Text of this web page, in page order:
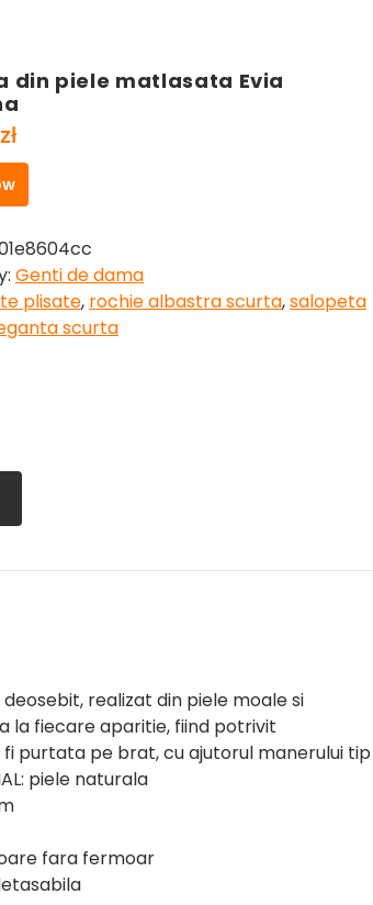
din piele matlasata Evia
zł
Genti de dama
plisate, rochie albastra scurta,salopeta
scurta
realizat din piele moale si
la fiecare aparitie, fiind potrivit
purtata pe brat, cu ajutorul manerului tip
piele naturala
fara fermoar